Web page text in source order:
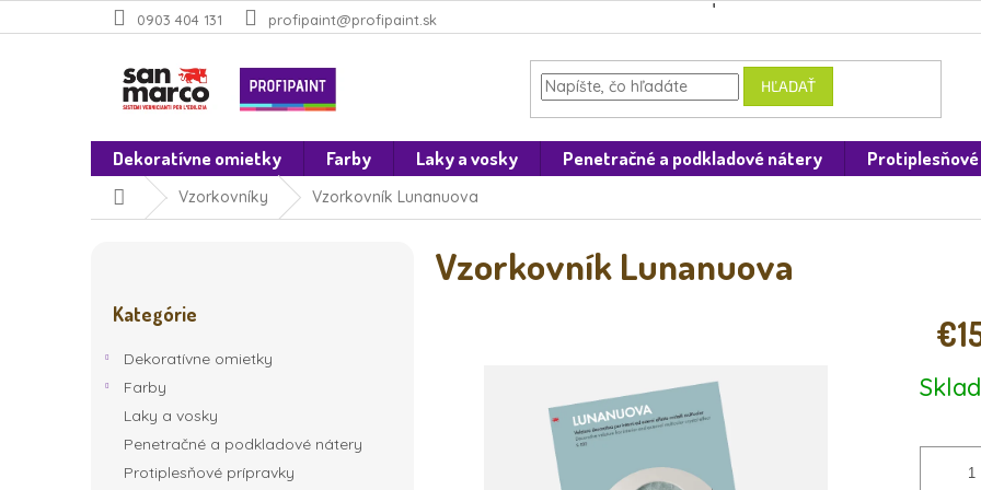
na
0903 404 131 profipaint@profipaint.sk
HĽADAŤ
Dekoratívne omietky Farby Laky a vosky Penetračné a podkladové nátery
DomovVzorkovníky Vzorkovník Lunanuova
kategórie
Kategórie
Dekoratívne omietky
Farby
Laky a vosky
Penetračné a podkladové nátery
Protiplesňové prípravky
Vzorkovník Lunanuova
cena: